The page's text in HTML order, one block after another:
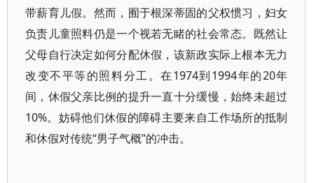
带薪育儿假。然而，囿于根深蒂固的父权惯习，妇女
负责儿童照料仍是一个视若无睹的社会常态。既然让
父母自行决定如何分配休假，该新政实际上根本无力
改变不平等的照料分工。在1974到1994年的20年
间，休假父亲比例的提升一直十分缓慢，始终未超过
10%。妨碍他们休假的障碍主要来自工作场所的抵制
和休假对传统“男子气概”的冲击。